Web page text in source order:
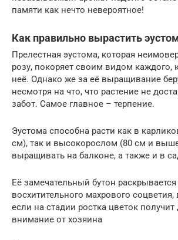
памяти как нечто невероятное!
Как правильно вырастить
Прелестная эустома, которая
розу, покоряет своим видом каждого,
неё. Однако же за её выращивание
несмотря на что, что растение не
забот. Самое главное – терпение.
Эустома способна расти как в
см), так и высокорослом (80 см и
выращивать на балконе, а также и в
Её замечательный бутон
восхитительного махрового соцветия,
если на стадии ростка цветок
внимание от хозяина